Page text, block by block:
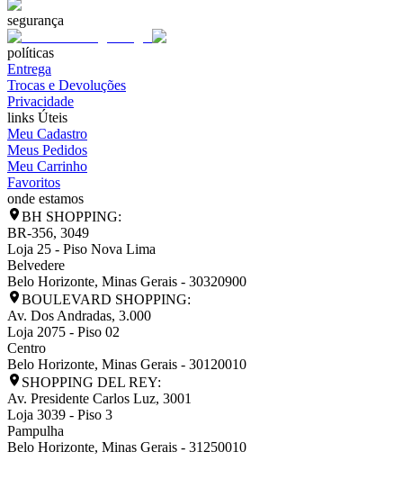
segurança
políticas
Entrega
Trocas e Devoluções
Privacidade
links Úteis
Meu Cadastro
Meus Pedidos
Meu Carrinho
Favoritos
onde estamos
BH SHOPPING:
BR-356, 3049
Loja 25 - Piso Nova Lima
Belvedere
Belo Horizonte, Minas Gerais - 30320900
BOULEVARD SHOPPING:
Av. Dos Andradas, 3.000
Loja 2075 - Piso 02
Centro
Belo Horizonte, Minas Gerais - 30120010
SHOPPING DEL REY:
Av. Presidente Carlos Luz, 3001
Loja 3039 - Piso 3
Pampulha
Belo Horizonte, Minas Gerais - 31250010